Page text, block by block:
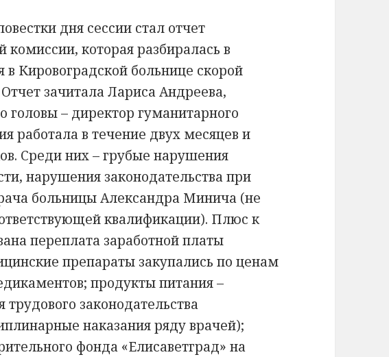
дня сессии стал отчет
комиссии, которая разбиралась в
Кировоградской больнице скорой
зачитала Лариса Андреева,
головы – директор гуманитарного
работала в течение двух месяцев и
Среди них – грубые нарушения
нарушения законодательства при
больницы Александра Минича (не
квалификации). Плюс к
переплата заработной платы
препараты закупались по ценам
продукты питания –
законодательства
наказания ряду врачей);
фонда «Елисаветград» на